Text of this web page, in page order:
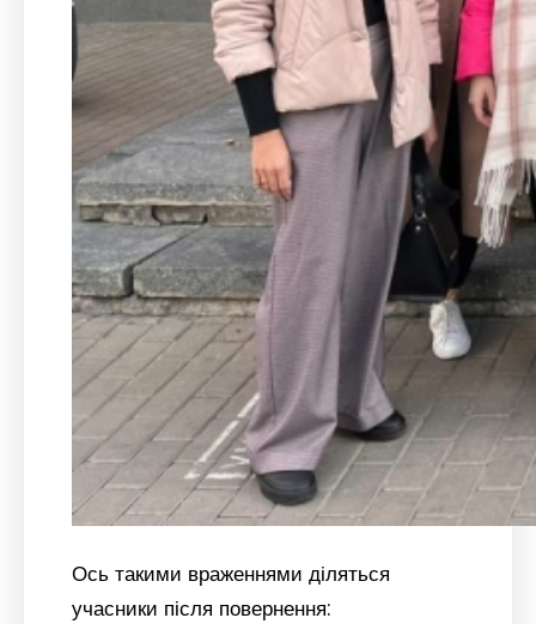
Ось такими враженнями діляться
учасники після повернення: